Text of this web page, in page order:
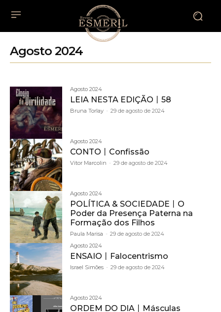
Agosto 2024
Agosto 2024
LEIA NESTA EDIÇÃO丨58
Bruna Torlay - 29 de agosto de 2024
Agosto 2024
CONTO丨Confissão
Vitor Marcolin - 29 de agosto de 2024
Agosto 2024
POLÍTICA & SOCIEDADE丨O
Poder da Presença Paterna na
Formação dos Filhos
Paula Marisa - 29 de agosto de 2024
Agosto 2024
ENSAIO丨Falocentrismo
Israel Simões - 29 de agosto de 2024
Agosto 2024
ORDEM DO DIA丨Másculas